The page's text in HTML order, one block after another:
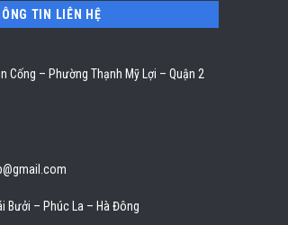
TIN LIÊN HỆ
Cống – Phường Thạnh Mỹ Lợi – Quận 2
Bưởi – Phúc La – Hà Đông